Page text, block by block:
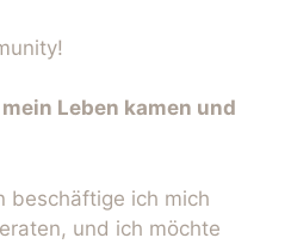
Leben kamen und
beschäftige ich mich
und ich möchte